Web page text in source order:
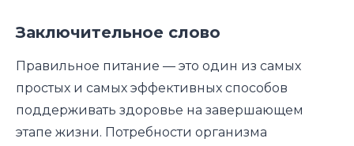
Заключительное слово
Правильное питание — это один из самых
простых и самых эффективных способов
поддерживать здоровье на завершающем
этапе жизни. Потребности организма